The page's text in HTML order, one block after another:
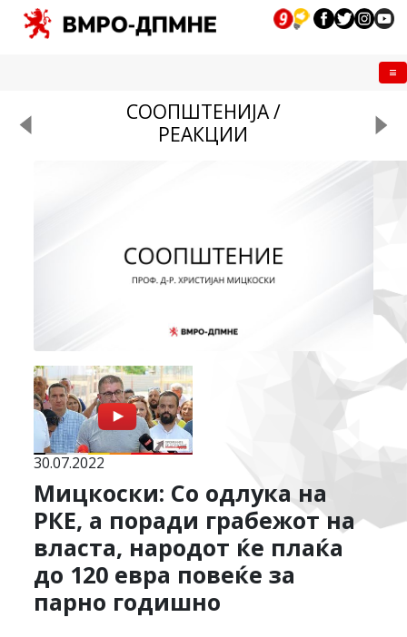
СООПШТЕНИЈА /
РЕАКЦИИ
30.07.2022
Мицкоски: Со одлука на
РКЕ, а поради грабежот на
власта, народот ќе плаќа
до 120 евра повеќе за
парно годишно